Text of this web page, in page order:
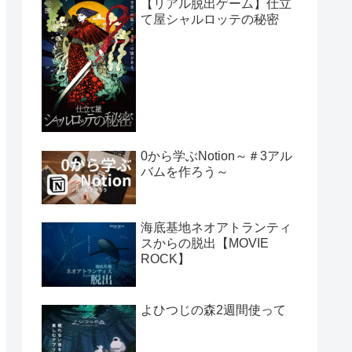
【リアル脱出ゲーム】仕立
て屋シャルロッテの秘密
0から学ぶNotion～＃3アル
バムを作ろう～
海底基地ネオアトランティ
スからの脱出【MOVIE
ROCK】
よひつじの森2週間使って